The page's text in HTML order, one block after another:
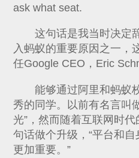
ask what seat.
这句话是我当时决定
入蚂蚁的重要原因之一，
任Google CEO，Eric
能够通过阿里和蚂蚁
秀的同学。以前有名言叫
光”，然而随着互联网时
句话做个升级，“平台和
更加重要。”